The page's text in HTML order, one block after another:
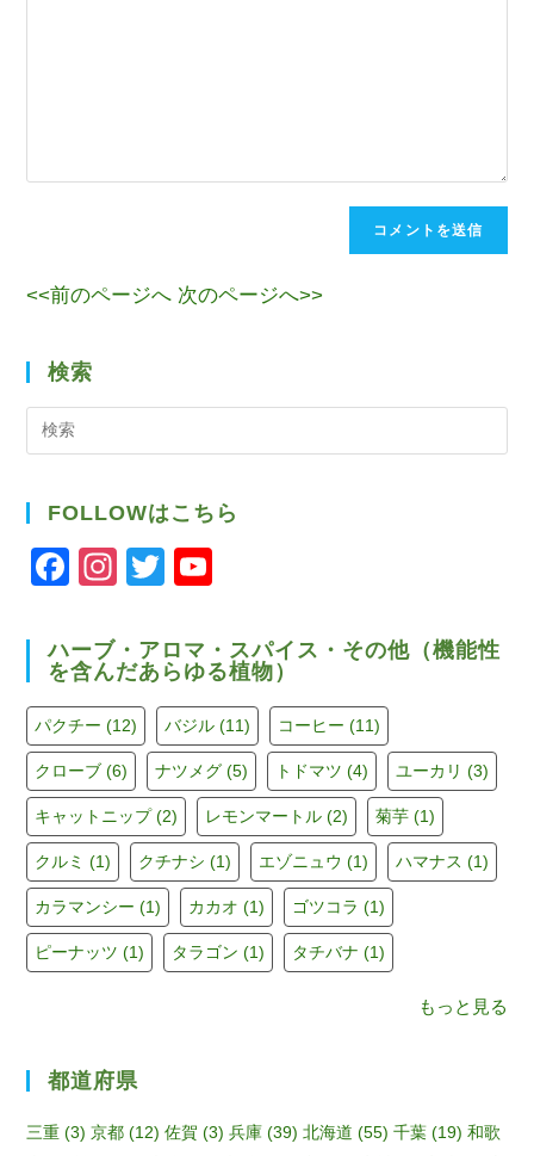
<<前のページへ 次のページへ>>
検索
検
索
FOLLOWはこちら
F
c
e
b
o
o
k
In
a
gr
a
m
T
tt
er
u
T
u
b
e
C
h
a
n
n
ハーブ・アロマ・スパイス・その他（機能性
を含んだあらゆる植物）
パクチー (12) バジル (11) コーヒー (11)
クローブ (6) ナツメグ (5) トドマツ (4) ユーカリ (3)
キャットニップ(2) レモンマートル (2) 菊芋 (1)
クルミ (1) クチナシ (1) エゾニュウ (1) ハマナス (1)
カラマンシー (1) カカオ (1) ゴツコラ (1)
ピーナッツ (1) タラゴン (1) タチバナ (1)
もっと見る
都道府県
三重 (3) 京都 (12) 佐賀 (3) 兵庫 (39) 北海道 (55) 千葉 (19) 和歌